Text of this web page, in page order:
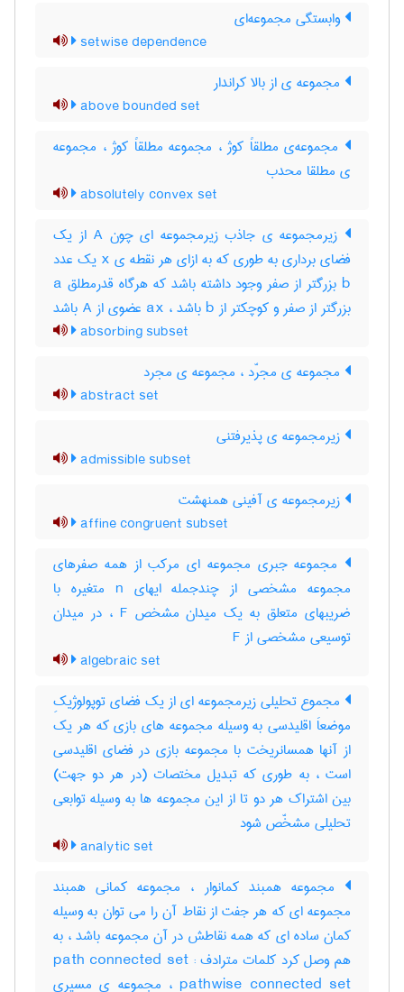
وابستگی مجموعه‌ای
setwise dependence
مجموعه ی از بالا کراندار
above bounded set
مجموعه‌ی مطلقاً کوژ ، مجموعه مطلقاً کوژ ، مجموعه
ی مطلقا محدب
absolutely convex set
زیرمجموعه ی جاذب زیرمجموعه ای چون A از یک
فضای برداری به طوری که به ازای هر نقطه ی x یک عدد
b بزرگتر از صفر وجود داشته باشد که هرگاه قدرمطلق a
بزرگتر از صفر و کوچکتر از b باشد ، ax عضوی از A باشد
absorbing subset
مجموعه ی مجرّد ، مجموعه ی مجرد
abstract set
زیرمجموعه ی پذیرفتنی
admissible subset
زیرمجموعه ی آفینی همنهشت
affine congruent subset
مجموعه جبری مجموعه ای مرکب از همه صفرهای
مجموعه مشخصی از چندجمله ایهای n متغیره با
ضریبهای متعلق به یک میدان مشخص F ، در میدان
توسیعی مشخصی از F
algebraic set
مجموع تحلیلی زیرمجموعه ای از یک فضای توپولوژیکِ
موضعاَ اقلیدسی به وسیله مجموعه های بازی که هر یک
از آنها همسانریخت با مجموعه بازی در فضای اقلیدسی
است ، به طوری که تبدیل مختصات (در هر دو جهت)
بین اشتراک هر دو تا از این مجموعه ها به وسیله توابعی
تحلیلی مشخّص شود
analytic set
مجموعه همبند کمانوار ، مجموعه کمانی همبند
مجموعه ای که هر جفت از نقاط آن را می توان به وسیله
کمان ساده ای که همه نقاطش در آن مجموعه باشد ، به
هم وصل کرد کلمات مترادف : path connected set
pathwise connected set ، مجموعه ی مسیری